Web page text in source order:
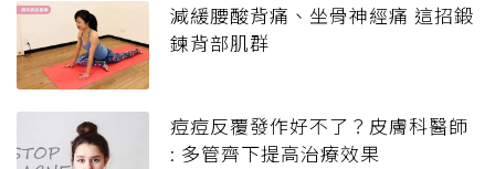
減緩腰酸背痛、坐骨神經痛 這招鍛
鍊背部肌群
痘痘反覆發作好不了？皮膚科醫師
: 多管齊下提高治療效果